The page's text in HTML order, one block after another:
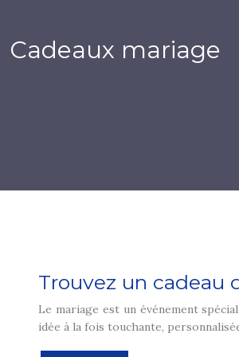
Cadeaux mariage
Trouvez un cadeau
Le mariage est un événement
idée à la fois touchante,